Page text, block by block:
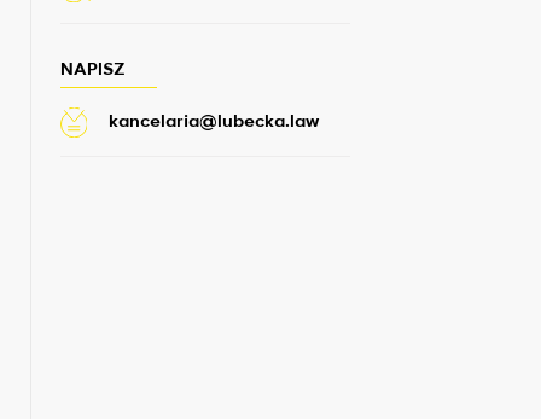
NAPISZ
kancelaria@lubecka.law